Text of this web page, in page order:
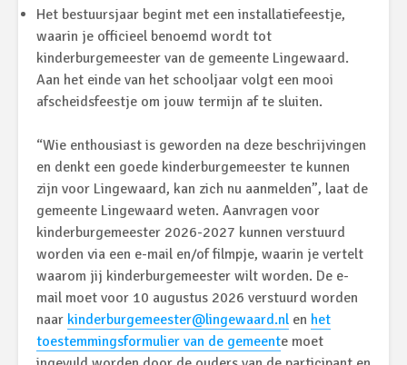
Het bestuursjaar begint met een installatiefeestje,
waarin je officieel benoemd wordt tot
kinderburgemeester van de gemeente Lingewaard.
Aan het einde van het schooljaar volgt een mooi
afscheidsfeestje om jouw termijn af te sluiten.
“Wie enthousiast is geworden na deze beschrijvingen
en denkt een goede kinderburgemeester te kunnen
zijn voor Lingewaard, kan zich nu aanmelden”, laat de
gemeente Lingewaard weten. Aanvragen voor
kinderburgemeester 2026-2027 kunnen verstuurd
worden via een e-mail en/of filmpje, waarin je vertelt
waarom jij kinderburgemeester wilt worden. De e-
mail moet voor 10 augustus 2026 verstuurd worden
naar kinderburgemeester@lingewaard.nl en het
toestemmingsformulier van de gemeente moet